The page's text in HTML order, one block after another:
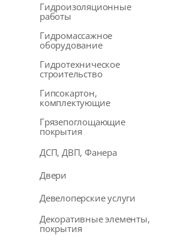
Гидроизоляционные
работы
Гидромассажное
оборудование
Гидротехническое
строительство
Гипсокартон,
комплектующие
Грязепоглощающие
покрытия
ДСП, ДВП, Фанера
Двери
Девелоперские услуги
Декоративные элементы,
покрытия